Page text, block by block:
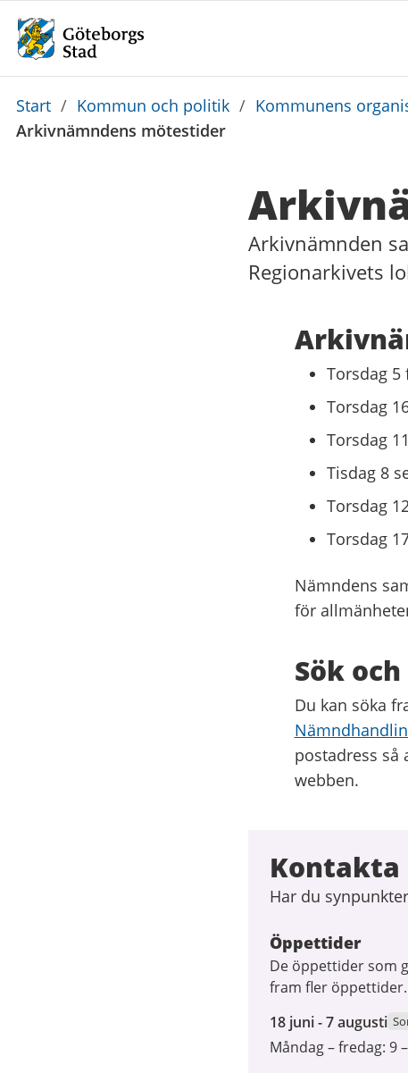
Du
är
Start / Kommun och politik / Kommunens
Arkivnämndens mötestider
Arkivnämnden
Regionarkivets
Torsdag 5
Torsdag
Torsdag
Tisdag 8
Torsdag
Torsdag
Nämndens
för
Sök
Du kan söka
postadress så
webben.
Kontakta
Har du
Öppettider
De öppettider som
fram fler öppettider.
18
juni
18 juni - 7 augusti
Måndag – fredag: 9